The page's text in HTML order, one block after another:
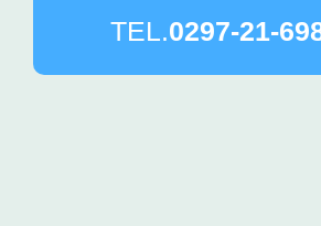
TEL.0297-21-